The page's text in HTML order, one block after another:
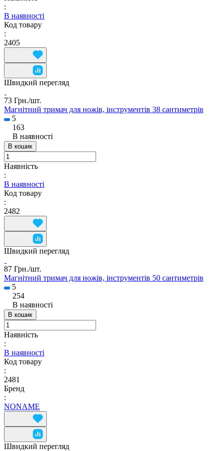
:
В наявності
Код товару
:
2405
Швидкий перегляд
73 Грн./шт.
Магнітний тримач для ножів, інструментів 38 сантиметрів
5
163
В наявності
В кошик
Наявність
:
В наявності
Код товару
:
2482
Швидкий перегляд
87 Грн./шт.
Магнітний тримач для ножів, інструментів 50 сантиметрів
5
254
В наявності
В кошик
Наявність
:
В наявності
Код товару
:
2481
Бренд
:
NONAME
Швидкий перегляд